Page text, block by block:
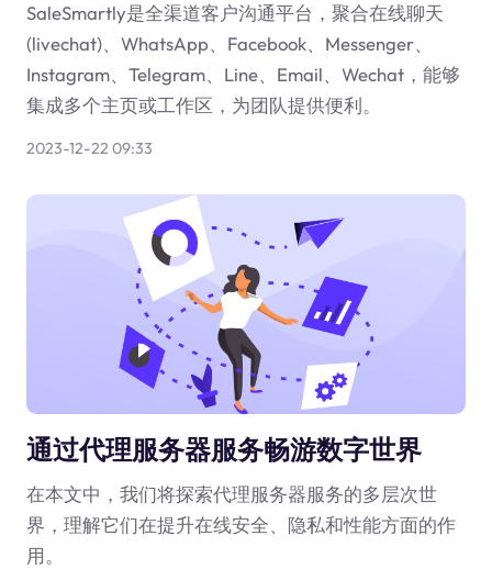
SaleSmartly是全渠道客户沟通平台，聚合在线聊天
(livechat)、WhatsApp、Facebook、Messenger、
Instagram、Telegram、Line、Email、Wechat，能够
集成多个主页或工作区，为团队提供便利。
2023-12-22 09:33
通过代理服务器服务畅游数字世界
在本文中，我们将探索代理服务器服务的多层次世
界，理解它们在提升在线安全、隐私和性能方面的作
用。